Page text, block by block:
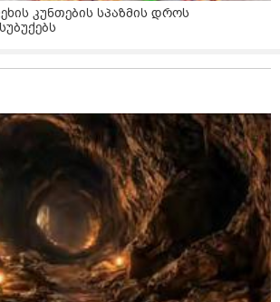
კუნთების სპაზმის დროს